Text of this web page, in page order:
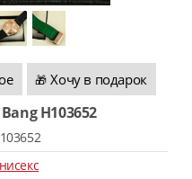
🎁 Хочу в подарок
H103652